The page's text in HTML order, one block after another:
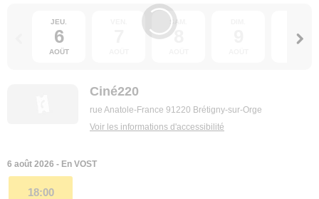
JEU.
6
AOÛT
8 10
Ciné220
rue Anatole-France 91220 Brétigny-sur-Orge
Voir les informations d'accessibilité
6 août 2026 - En VOST
18:00